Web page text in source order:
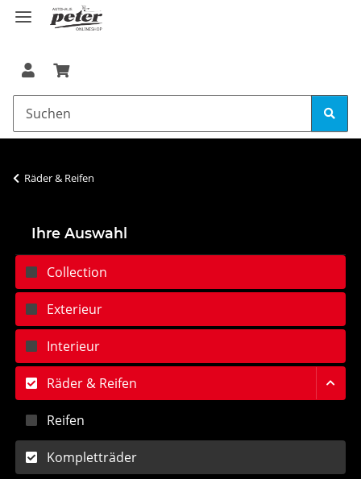
Räder & Reifen
Ihre Auswahl
Collection
Exterieur
Interieur
Räder & Reifen
Reifen
Kompletträder